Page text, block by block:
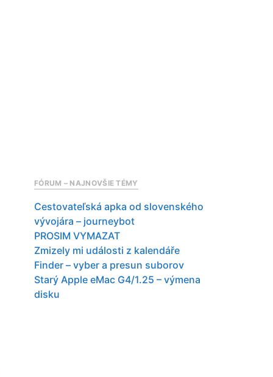
FÓRUM – NAJNOVŠIE TÉMY
Cestovateľská apka od slovenského
vývojára – journeybot
PROSIM VYMAZAT
Zmizely mi události z kalendáře
Finder – vyber a presun suborov
Starý Apple eMac G4/1.25 – výmena
disku